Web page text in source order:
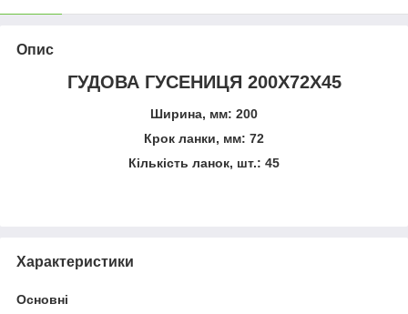
Опис
ГУДОВА ГУСЕНИЦЯ 200X72X45
Ширина, мм: 200
Крок ланки, мм: 72
Кількість ланок, шт.: 45
Характеристики
Основні